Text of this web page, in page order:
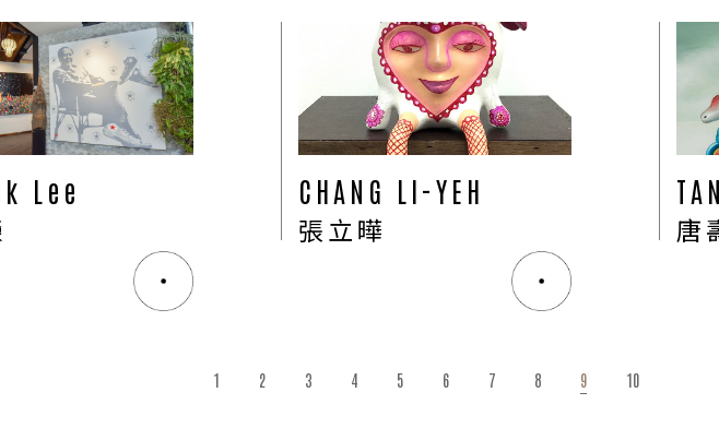
05 ABOUT
Lee CHANG LI-YEH
張立曄 唐
1 2 3 4 5 6 7 8 9 10